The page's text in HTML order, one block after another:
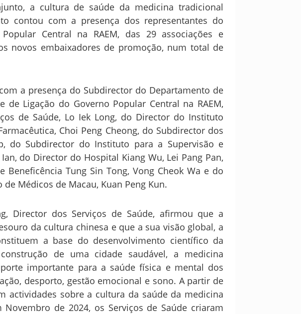
a cultura de saúde da medicina tradicional
contou com a presença dos representantes do
Central na RAEM, das 29 associações e
novos embaixadores de promoção, num total de
a presença do Subdirector do Departamento de
de Ligação do Governo Popular Central na RAEM,
de Saúde, Lo Iek Long, do Director do Instituto
Choi Peng Cheong, do Subdirector dos
do Subdirector do Instituto para a Supervisão e
do Director do Hospital Kiang Wu, Lei Pang Pan,
Beneficência Tung Sin Tong, Vong Cheok Wa e do
Médicos de Macau, Kuan Peng Kun.
Director dos Serviços de Saúde, afirmou que a
da cultura chinesa e que a sua visão global, a
a base do desenvolvimento científico da
de uma cidade saudável, a medicina
importante para a saúde física e mental dos
desporto, gestão emocional e sono. A partir de
actividades sobre a cultura da saúde da medicina
de 2024, os Serviços de Saúde criaram